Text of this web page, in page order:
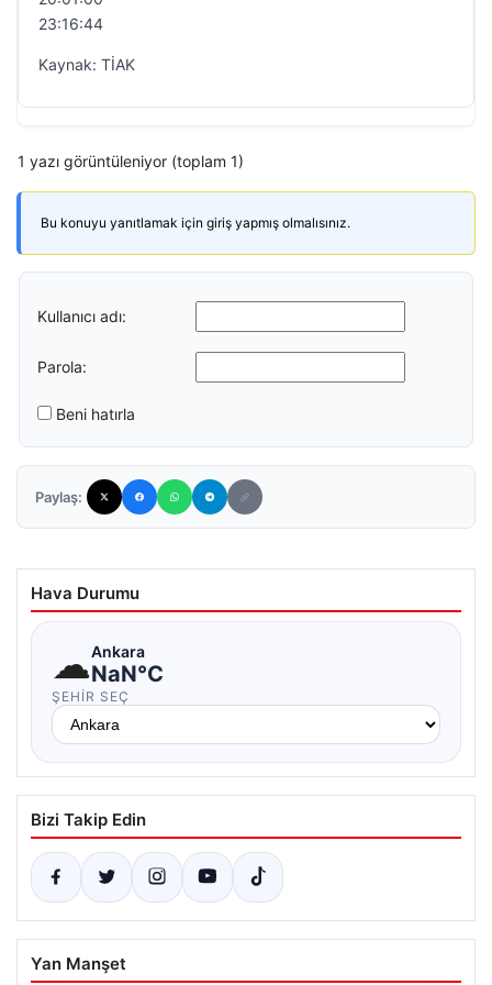
23:16:44
Kaynak: TİAK
1 yazı görüntüleniyor (toplam 1)
Bu konuyu yanıtlamak için giriş yapmış olmalısınız.
Kullanıcı adı:
Parola:
Beni hatırla
Paylaş:
Hava Durumu
☁Ankara
NaN°C
ŞEHIR SEÇ
Bizi Takip Edin
Yan Manşet